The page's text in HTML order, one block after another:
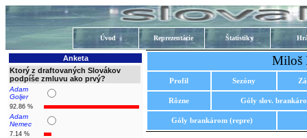
Úvod Reprezentácie Štatistiky
Anketa
Ktorý z draftovaných Slovákov
podpíše zmluvu ako prvý?
Adam
Goljer
92.86 %
Adam
Nemec
7.14 %
Miloš
Profil Sezóny
Rôzne Góly slov.
Góly brankárom (repre)